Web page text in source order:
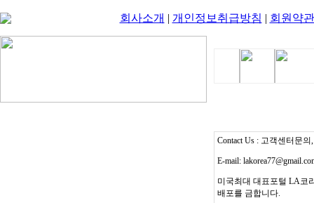
회사소개 | 개인정보취급방침 | 회원약관
Contact Us : 고객센터문의
E-mail:
미국최대 대표포털 LA코
배포를 금합니다.